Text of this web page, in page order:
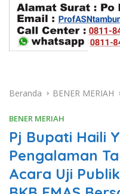
Beranda BENER MERIAH
BENER MERIAH
Pj Bupati Haili
Pengalaman
Acara Uji